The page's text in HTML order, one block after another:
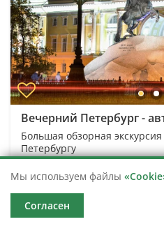
Вечерний Петербург -
Большая обзорная
Петербургу
3 часа
Мы используем файлы
Согласен